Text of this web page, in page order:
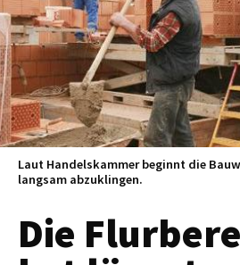
Laut Handelskammer beginnt die
langsam abzuklingen.
Die